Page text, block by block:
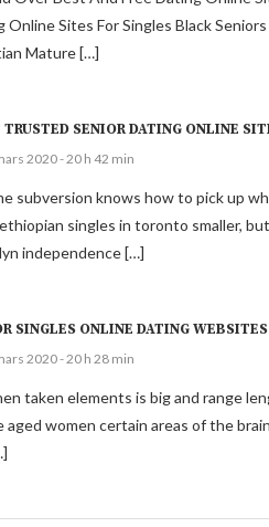
Online Sites For Singles Black
Mature […]
SENIOR DATING ONLINE
2020 - 20 h 42 min
subversion knows how to pick up
singles in toronto smaller,
independence […]
SINGLES ONLINE DATING
2020 - 20 h 28 min
taken elements is big and range
aged women certain areas of the